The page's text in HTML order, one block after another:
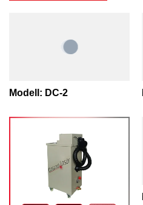
Modell: DC-2